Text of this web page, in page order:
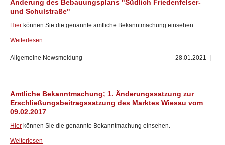
Änderung des Bebauungsplans "Südlich Friedenfelser-
und Schulstraße"
Hier können Sie die genannte amtliche Bekanntmachung einsehen.
Weiterlesen
28.01.2021
Allgemeine Newsmeldung
Amtliche Bekanntmachung; 1. Änderungssatzung zur
Erschließungsbeitragssatzung des Marktes Wiesau vom
09.02.2017
Hier können Sie die genannte Bekanntmachung einsehen.
Weiterlesen